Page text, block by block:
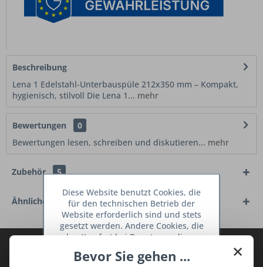
Beschreibung
Lena 1 Edelstahl-Unterbauspüle 212x350 mm – Kompakt,
hygienisch, stilvoll Die Lena 1... mehr
Bewertungen
0
Bewertungen lesen, schreiben und diskutieren... mehr
Zubehör 5
Ähnliche Artikel
TraumKüche Newsletter und verpassen
×
Bevor Sie gehen ...
Diese Website benutzt Cookies, die
für den technischen Betrieb der
Website erforderlich sind und stets
gesetzt werden. Andere Cookies, die
den Komfort bei Benutzung dieser
dienen oder die Interaktion mit